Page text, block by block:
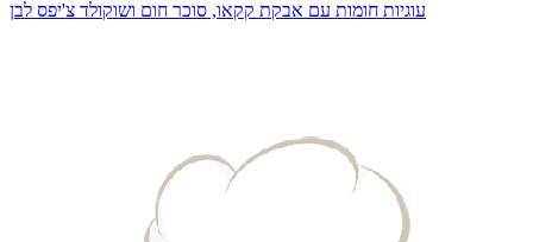
עוגיות חומות עם אבקת קקאו, סוכר חום ושוקולד צ'יפס לבן